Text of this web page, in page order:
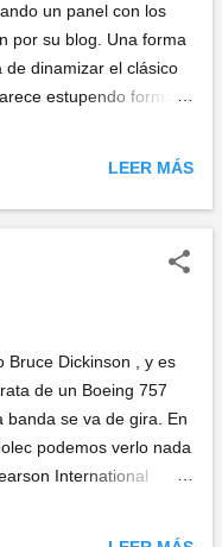
un panel con los
por su blog. Una forma
dinamizar el clásico
estupendo formar
sabes dónde
LEER MÁS
Bruce Dickinson , y es
de un Boeing 757
banda se va de gira. En
podemos verlo nada
International